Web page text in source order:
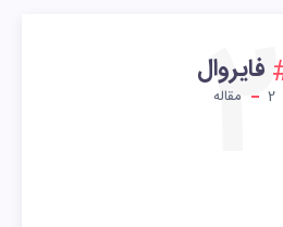
فایروال
2 مقاله
2